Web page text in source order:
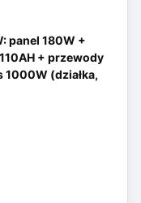
panel 180W +
+ przewody
1000W (działka,